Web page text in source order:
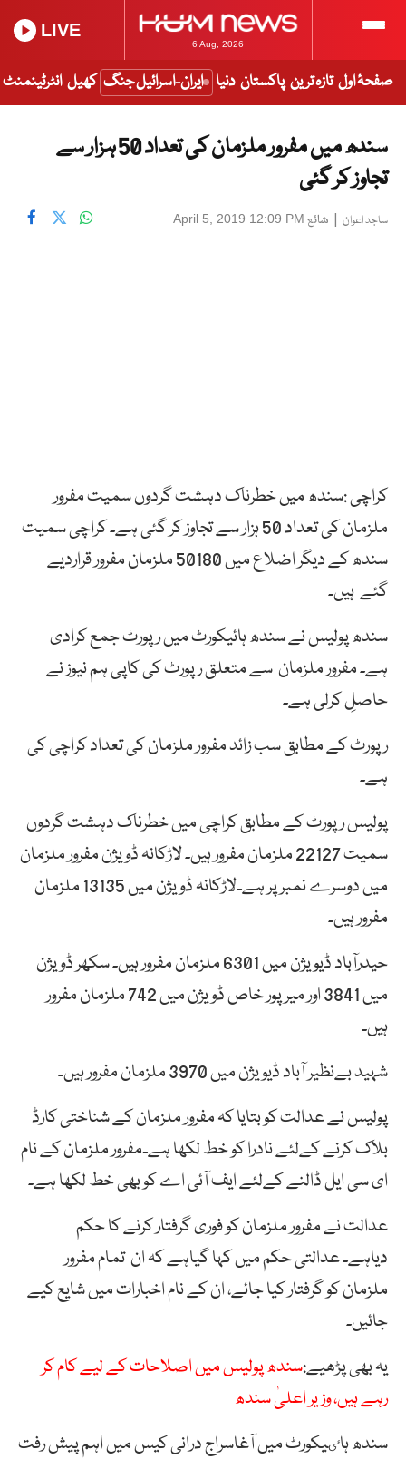
6 Aug, 2026
LIVE
صفحۂ اول تازہ ترین پاکستان دنیا ایران-اسرائیل جنگ کھیل انٹرٹینمنٹ
سندھ میں مفرور ملزمان کی تعداد 50 ہزار سے
تجاوز کر گئی
ساجد اعوان | شائع April 5, 2019 12:09 PM
کراچی :سندھ میں خطرناک دہشت گردوں سمیت مفرور
ملزمان کی تعداد 50 ہزار سے تجاوز کر گئی ہے۔ کراچی سمیت
سندھ کے دیگر اضلاع میں 50180 ملزمان مفرور قراردیے
گئے ہیں۔
سندھ پولیس نے سندھ ہائیکورٹ میں رپورٹ جمع کرادی
ہے۔ مفرور ملزمان سے متعلق رپورٹ کی کاپی ہم نیوز نے
حاصلِ کرلی ہے۔
رپورٹ کے مطابق سب زائد مفرور ملزمان کی تعداد کراچی کی
ہے۔
پولیس رپورٹ کے مطابق کراچی میں خطرناک دہشت گردوں
سمیت 22127 ملزمان مفرور ہیں۔ لاڑکانہ ڈویژن مفرور ملزمان
میں دوسرے نمبر پر ہے۔لاڑکانہ ڈویژن میں 13135 ملزمان
مفرور ہیں۔
حیدرآباد ڈیویژن میں 6301 ملزمان مفرور ہیں۔ سکھر ڈویژن
میں 3841 اور میرپور خاص ڈویژن میں 742 ملزمان مفرور
ہیں۔
شہید بےنظیر آباد ڈیویژن میں 3970 ملزمان مفرور ہیں۔
پولیس نے عدالت کو بتایا کہ مفرور ملزمان کے شناختی کارڈ
بلاک کرنے کےلئے نادرا کو خط لکھا ہے۔مفرور ملزمان کے نام
ای سی ایل ڈالنے کےلئے ایف آئی اے کو بھی خط لکھا ہے۔
عدالت نے مفرور ملزمان کو فوری گرفتار کرنے کا حکم
دیاہے۔ عدالتی حکم میں کہا گیاہے کہ ان تمام مفرور
ملزمان کو گرفتار کیا جائے، ان کے نام اخبارات میں شایع کیے
جائیں۔
یہ بھی پڑھیے:سندھ پولیس میں اصلاحات کے لیے کام کر
رہے ہیں، وزیر اعلیٰ سندھ
سندھ ہاٸیکورٹ میں آغاسراج درانی کیس میں اہم پیش رفت